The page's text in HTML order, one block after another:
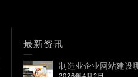
最新资讯
制造业企业网站建设